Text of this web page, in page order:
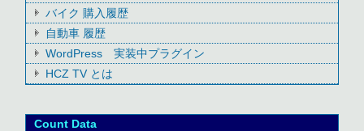
バイク 購入履歴
自動車 履歴
WordPress 実装中プラグイン
HCZ TV とは
Count Data